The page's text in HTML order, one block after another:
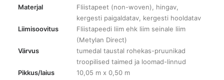
Materjal
Fliistapeet (non-woven), hingav,
kergesti paigaldatav, kergesti hooldatav
Liimisoovitus
Fliistapeedi liim ehk liim seinale liim
(Metylan Direct)
Värvus
tumedal taustal rohekas-pruunikad
troopilised taimed ja loomad-linnud
Pikkus/laius
10,05 m x 0,50 m